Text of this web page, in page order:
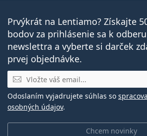
Prvýkrát na Lentiamo? Získajte
bodov za prihlásenie sa k
newslettra a vyberte si darček
prvej objednávke.
E-mail
Chcem novinky
Odoslaním vyjadrujete súhlas so
osobných údajov.